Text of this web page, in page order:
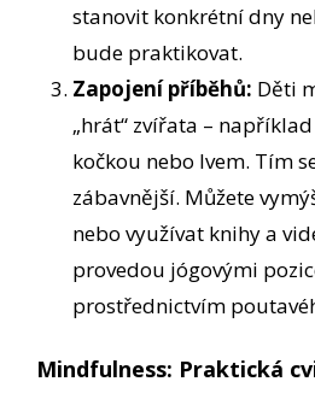
stanovit konkrétní dny
bude praktikovat.
Zapojení příběhů: Děti
„hrát“ zvířata –
kočkou nebo lvem. Tím
zábavnější. Můžete
nebo využívat knihy a
provedou jógovými
prostřednictvím
Mindfulness: Praktická